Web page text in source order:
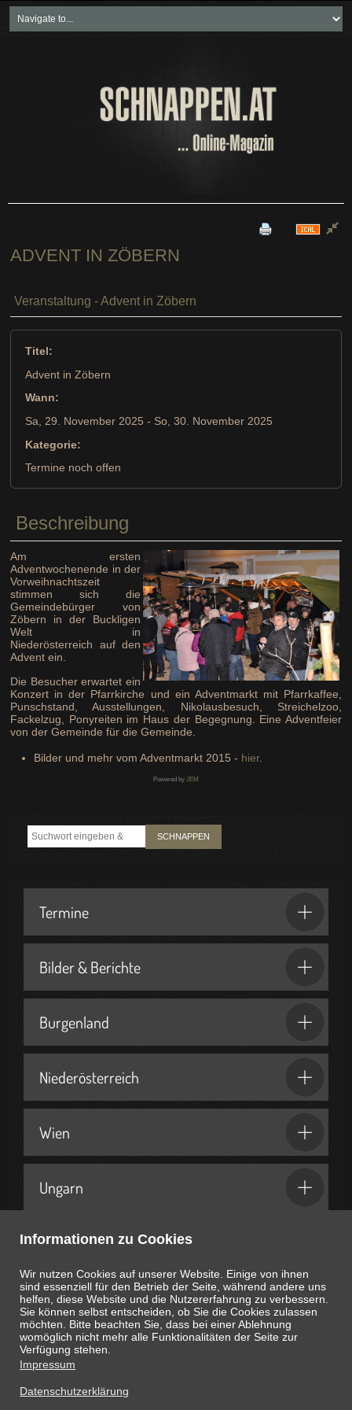
Informationen zu Cookies
Wir nutzen Cookies auf unserer Website. Einige von ihnen
sind essenziell für den Betrieb der Seite, während andere uns
helfen, diese Website und die Nutzererfahrung zu verbessern.
Sie können selbst entscheiden, ob Sie die Cookies zulassen
möchten. Bitte beachten Sie, dass bei einer Ablehnung
womöglich nicht mehr alle Funktionalitäten der Seite zur
Verfügung stehen.
Impressum
Datenschutzerklärung
Neueste Beiträge
Soziales & Projekte
ADVENT IN ZÖBERN
Veranstaltung - Advent in Zöbern
Titel:
Advent in Zöbern
Wann:
Sa, 29. November 2025 - So, 30. November 2025
Kategorie:
Termine noch offen
Beschreibung
Am ersten
Adventwochenende in der
Vorweihnachtszeit
stimmen sich die
Gemeindebürger von
Zöbern in der Buckligen
Welt in
Niederösterreich auf den
Advent ein.
Die Besucher erwartet ein
Konzert in der Pfarrkirche und ein Adventmarkt mit Pfarrkaffee,
Punschstand, Ausstellungen, Nikolausbesuch, Streichelzoo,
Fackelzug, Ponyreiten im Haus der Begegnung. Eine Adventfeier
von der Gemeinde für die Gemeinde.
Bilder und mehr vom Adventmarkt 2015 - hier.
Powered by JEM
SCHNAPPEN
Termine
Bilder & Berichte
Burgenland
Niederösterreich
Wien
Ungarn
Geschenkideen & Partner
Heute istAugust 6, 2026 17:58:40Uhr